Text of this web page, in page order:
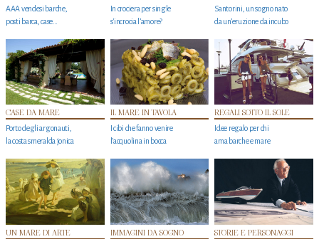
AAA vendesi barche,
posti barca, case…
In crociera per single
s'incrocia l’amore?
Santorini, un sogno nato
da un’eruzione da incubo
CASE DA MARE
Porto degli argonauti,
la costa smeralda jonica
IL MARE IN TAVOLA
I cibi che fanno venire
l’acquolina in bocca
REGALI SOTTO IL SOLE
Idee regalo per chi
ama barche e mare
UN MARE DI ARTE IMMAGINI DA SOGNO STORIE E PERSONAGGI